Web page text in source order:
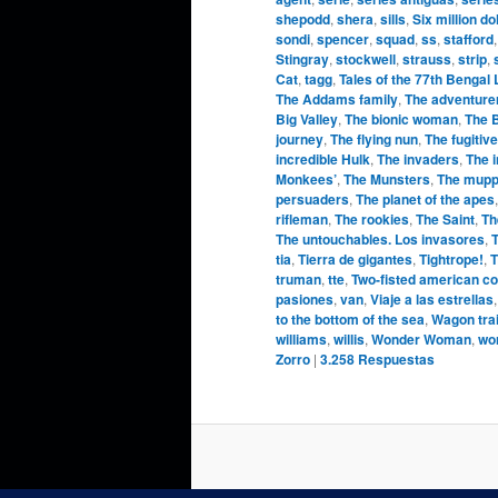
shepodd, shera, sills, Six million
sondi, spencer, squad, ss, stafford,
Stingray, stockwell, strauss, strip,
Cat, tagg, Tales of the 77th Bengal
The Addams family, The
Big Valley, The bionic woman, The
journey, The flying nun, The fugitive
incredible Hulk, The invaders, The
Monkees’, The Munsters, The
persuaders, The planet of the apes,
rifleman, The rookies, The Saint,
The untouchables. Los invasores,
tia, Tierra de gigantes, Tightrope!,
truman, tte, Two-fisted american
pasiones, van, Viaje a las estrellas,
to the bottom of the sea, Wagon
williams, willis, Wonder Woman,
Zorro | 3.258 Respuestas